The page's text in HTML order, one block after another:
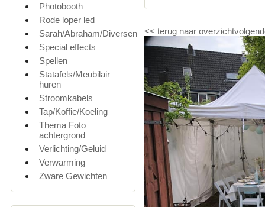
Photobooth
Rode loper led
Sarah/Abraham/Diversen
Special effects
Spellen
Statafels/Meubilair
huren
Stroomkabels
Tap/Koffie/Koeling
Thema Foto
achtergrond
Verlichting/Geluid
Verwarming
Zware Gewichten
<< terug naar overzicht